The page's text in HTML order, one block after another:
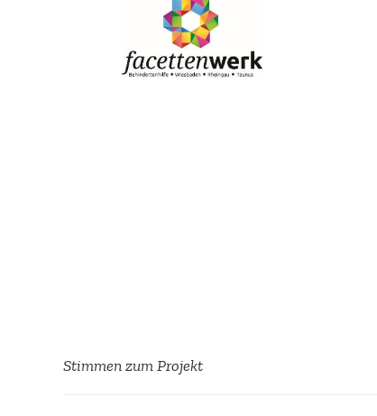
Stimmen zum Projekt